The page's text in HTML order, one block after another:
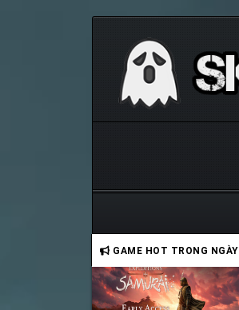
GAME HOT TRONG NGÀY